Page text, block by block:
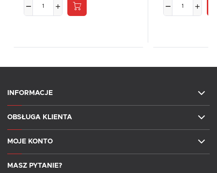
INFORMACJE
OBSŁUGA KLIENTA
MOJE KONTO
MASZ PYTANIE?